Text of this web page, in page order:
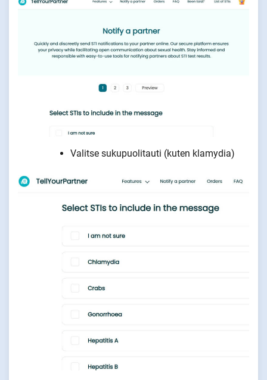
Valitse sukupuolitauti (kuten klamydia)